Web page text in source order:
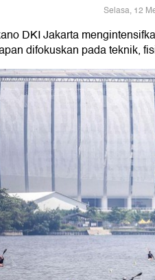
Selasa, 12
DKI Jakarta
difokuskan pada teknik,